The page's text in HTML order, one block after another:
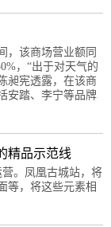
，该商场营业额同
，“出于对天气的
昶宪透露，在该商
安踏、李宁等品牌
精品示范线
。凤凰古城站，将
等，将这些元素相